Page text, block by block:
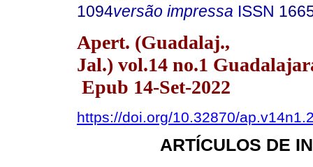
1094versão impressa ISSN
Apert. (Guadalaj.,
Jal.) vol.14 no.1
Epub 14-Set-2022
https://doi.org/10.32870/
ARTÍCULOS DE